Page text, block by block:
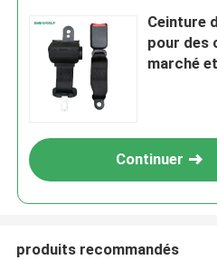
Ceinture
pour des
marché
Continuer
produits recommandés